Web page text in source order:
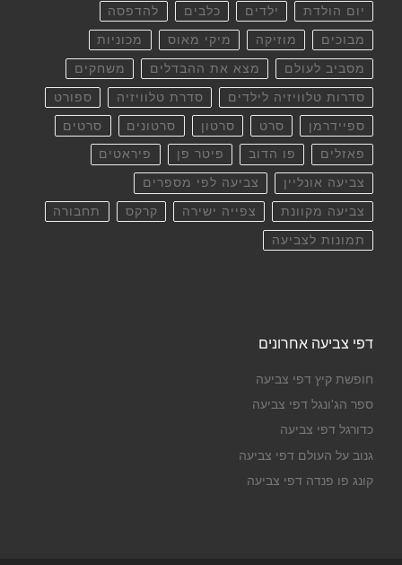
יום הולדת ילדים כלבים להדפסה
מבוכים מוזיקה מיקי מאוס מכוניות
מסביב לעולם מצא את ההבדלים משחקים
סדרות טלוויזיה לילדים סדרת טלוויזיה ספורט
ספיידרמן סרט סרטון סרטונים סרטים
פאזלים פו הדוב פיטר פן פיראטים
צביעה אונליין צביעה לפי מספרים
צביעה מקוונת צפייה ישירה קרקס תחבורה
תמונות לצביעה
דפי צביעה אחרונים
חופשת קיץ דפי צביעה
ספר הג'ונגל דפי צביעה
כדורגל דפי צביעה
גנוב על העולם דפי צביעה
קונג פו פנדה דפי צביעה